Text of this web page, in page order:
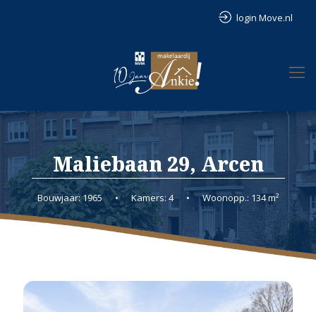
login Move.nl
Maliebaan 29, Arcen
Bouwjaar: 1965 • Kamers: 4 • Woonopp.: 134 m²